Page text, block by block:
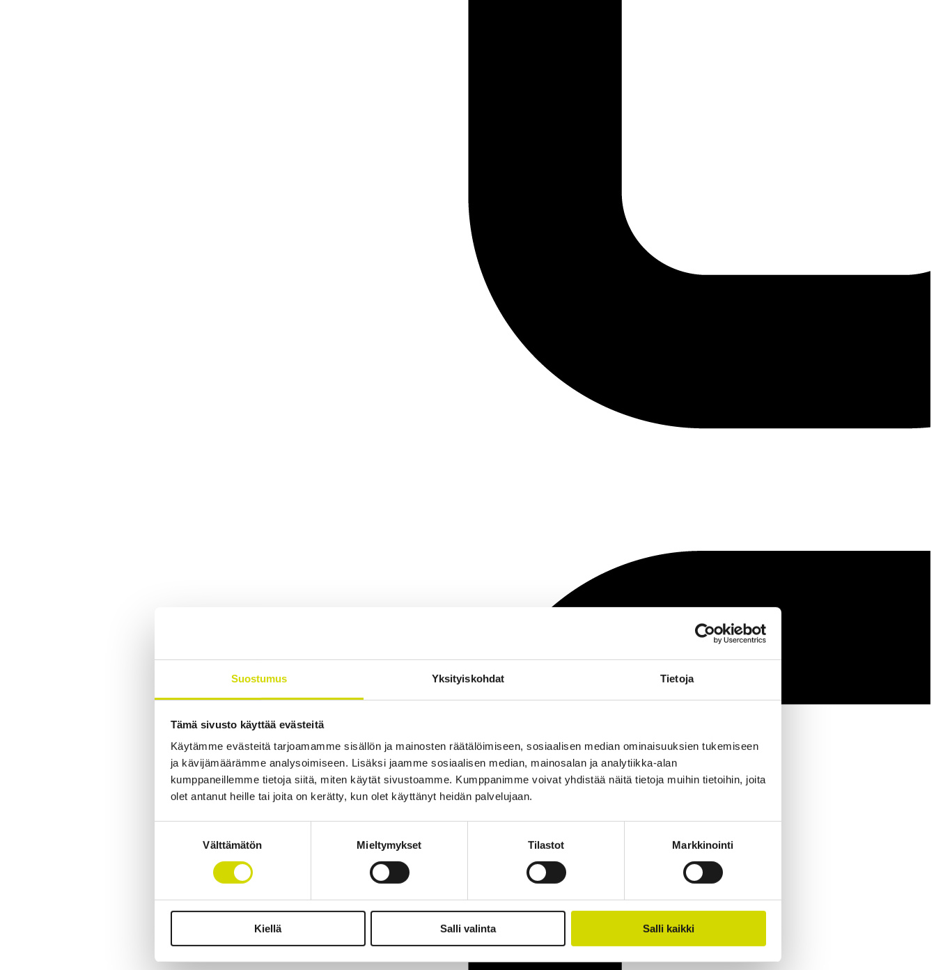
Suostumus Yksityiskohdat Tietoja
Tämä sivusto käyttää evästeitä
Käytämme evästeitä tarjoamamme sisällön ja mainosten räätälöimiseen, sosiaalisen median ominaisuuksien tukemiseen
ja kävijämäärämme analysoimiseen. Lisäksi jaamme sosiaalisen median, mainosalan ja analytiikka-alan
kumppaneillemme tietoja siitä, miten käytät sivustoamme. Kumppanimme voivat yhdistää näitä tietoja muihin tietoihin, joita
olet antanut heille tai joita on kerätty, kun olet käyttänyt heidän palvelujaan.
Välttämätön Mieltymykset Tilastot Markkinointi
Kiellä Salli valinta Salli kaikki